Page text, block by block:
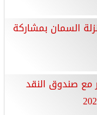
السمان بمشاركة
مع صندوق النقد